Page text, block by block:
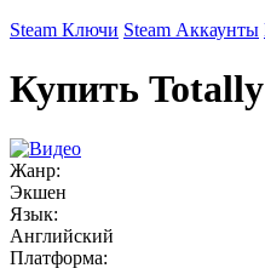
Steam Ключи Steam Аккаунты
Купить
Жанр:
Экшен
Язык:
Английский
Платформа: